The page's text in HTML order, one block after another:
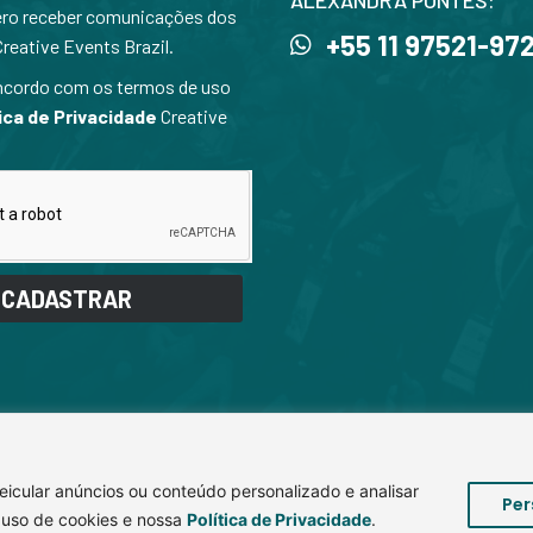
anúncios ou conteúdo personalizado e analisar
de cookies e nossa Política de Privacidade.
receber comunicações dos
Events Brazil.
com os termos de uso
de Privacidade Creative
CADASTRAR
+55 11 97521-
© LAAD Security 2026 – Todos os direitos reservados.